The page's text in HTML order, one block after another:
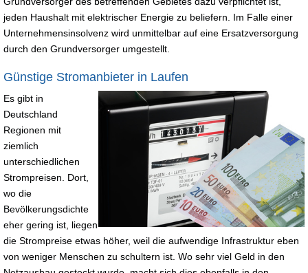
jeden Haushalt mit elektrischer Energie zu beliefern. Im Falle einer
Unternehmensinsolvenz wird unmittelbar auf eine Ersatzversorgung
durch den Grundversorger umgestellt.
Günstige Stromanbieter in Laufen
Es gibt in
Deutschland
Regionen mit
ziemlich
unterschiedlichen
Strompreisen. Dort,
wo die
Bevölkerungsdichte
eher gering ist, liegen
die Strompreise etwas höher, weil die aufwendige Infrastruktur eben
von weniger Menschen zu schultern ist. Wo sehr viel Geld in den